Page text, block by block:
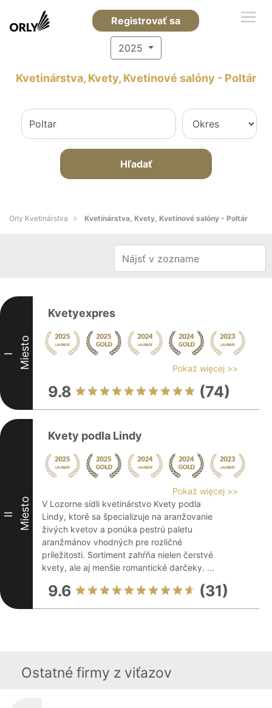
Registrovať sa
2025
Kvetinárstva, Kvety, Kvetinové salóny - Poltár
Hľadať
Orly Kvetinárstva Kvetinárstva, Kvety, Kvetinové salóny - Poltár
I Miesto
Kvetyexpres
Pokaż więcej >>
9.8 (74)
II Miesto
Kvety podla Lindy
Pokaż więcej >>
V Lozorne sídli kvetinárstvo Kvety podla
Lindy, ktoré sa špecializuje na aranžovanie
živých kvetov a ponúka pestrú paletu
aranžmánov vhodných pre rozličné
príležitosti. Sortiment zahŕňa nielen čerstvé
kvety, ale aj menšie romantické darčeky. ...
9.6 (31)
Ostatné firmy z viťazov